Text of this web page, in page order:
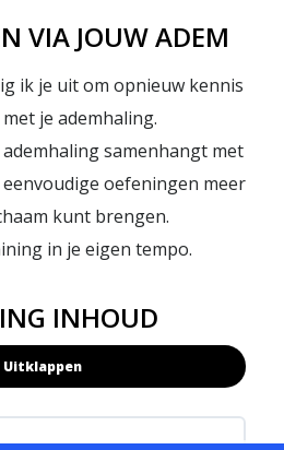
VIA JOUW ADEM
ik je uit om opnieuw kennis
je ademhaling.
samenhangt met
oefeningen meer
kunt brengen.
in je eigen tempo.
INHOUD
Uitklappen
Hoofdstukken